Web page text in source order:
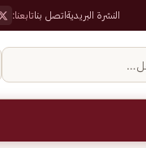
النشرة البريديةاتصل بناتابعنا: